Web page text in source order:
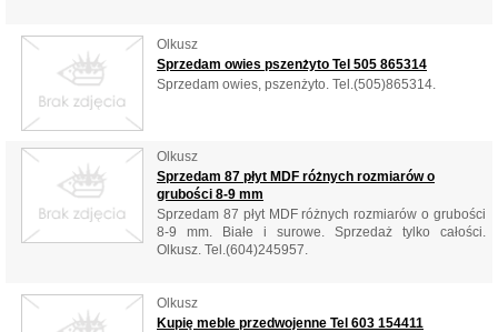
Olkusz
Sprzedam owies pszenżyto Tel 505 865314
Sprzedam owies, pszenżyto. Tel.(505)865314.
Olkusz
Sprzedam 87 płyt MDF różnych rozmiarów o
grubości 8-9 mm
Sprzedam 87 płyt MDF różnych rozmiarów o grubości
8-9 mm. Białe i surowe. Sprzedaż tylko całości.
Olkusz. Tel.(604)245957.
Olkusz
Kupię meble przedwojenne Tel 603 154411